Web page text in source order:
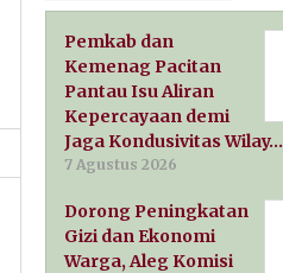
Pemkab dan
Kemenag Pacitan
Pantau Isu Aliran
Kepercayaan demi
Jaga Kondusivitas Wilay…
7 Agustus 2026
Dorong Peningkatan
Gizi dan Ekonomi
Warga, Aleg Komisi